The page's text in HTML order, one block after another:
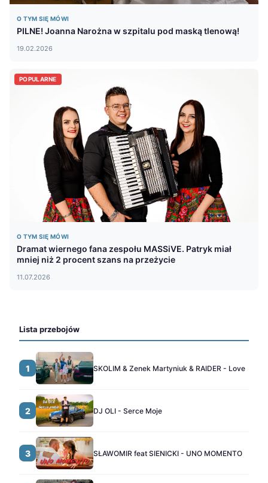
O TYM SIĘ MÓWI
PILNE! Joanna Narożna w szpitalu pod maską tlenową!
19.02.2026
POPULARNE
O TYM SIĘ MÓWI
Dramat wiernego fana zespołu MASSiVE. Patryk miał
mniej niż 2 procent szans na przeżycie
11.07.2026
Lista przebojów
1 SKOLIM & Zenek Martyniuk & RAIDER - Love
2 DJ OLI - Serce Moje
3 SŁAWOMIR feat SIENICKI - UNO MOMENTO